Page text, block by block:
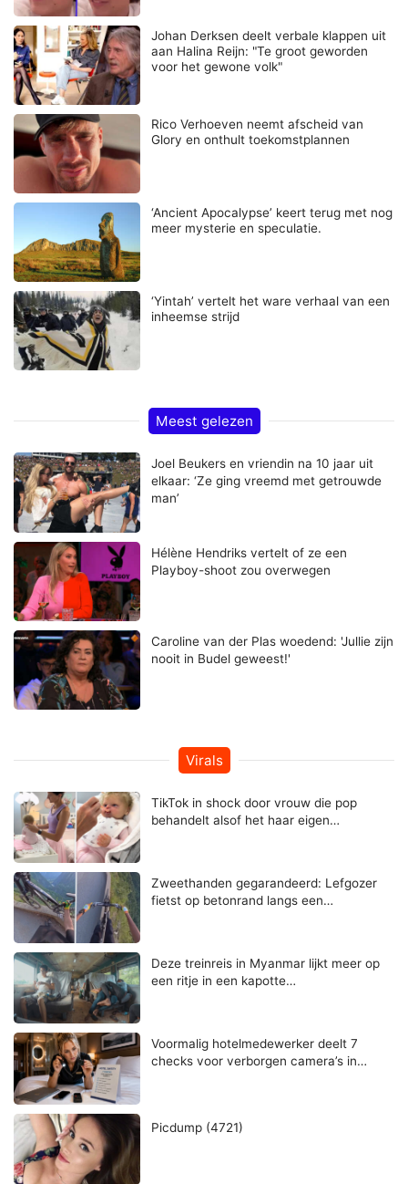
Johan Derksen deelt verbale klappen uit
aan Halina Reijn: "Te groot geworden
voor het gewone volk"
Rico Verhoeven neemt afscheid van
Glory en onthult toekomstplannen
‘Ancient Apocalypse’ keert terug met nog
meer mysterie en speculatie.
‘Yintah’ vertelt het ware verhaal van een
inheemse strijd
Meest gelezen
Joel Beukers en vriendin na 10 jaar uit
elkaar: ‘Ze ging vreemd met getrouwde
man’
Hélène Hendriks vertelt of ze een
Playboy-shoot zou overwegen
Caroline van der Plas woedend: 'Jullie zijn
nooit in Budel geweest!'
Virals
TikTok in shock door vrouw die pop
behandelt alsof het haar eigen…
Zweethanden gegarandeerd: Lefgozer
fietst op betonrand langs een…
Deze treinreis in Myanmar lijkt meer op
een ritje in een kapotte…
Voormalig hotelmedewerker deelt 7
checks voor verborgen camera’s in…
Picdump (4721)